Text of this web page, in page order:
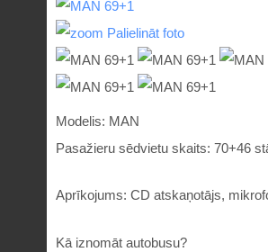
Palielināt foto
Modelis: MAN
Pasažieru sēdvietu skaits: 70+46
Aprīkojums: CD atskaņotājs,
Kā iznomāt autobusu?